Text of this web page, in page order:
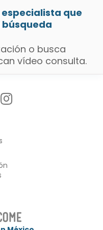
que
o busca
vídeo consulta.